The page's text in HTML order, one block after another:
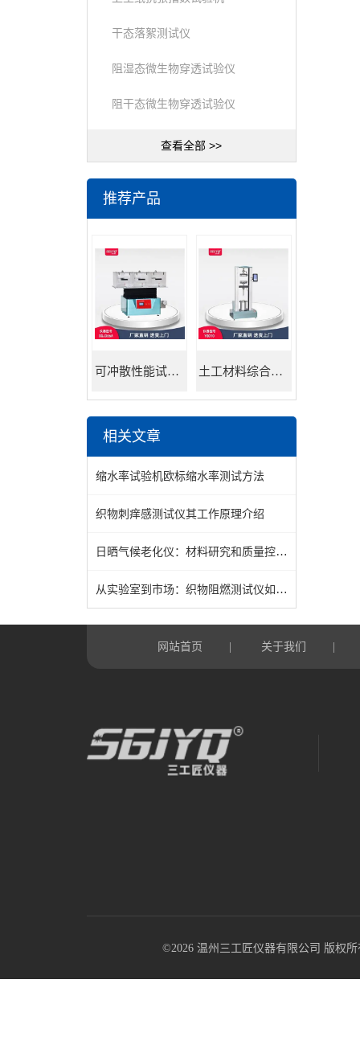
干态落絮测试仪
阻湿态微生物穿透试验仪
阻干态微生物穿透试验仪
查看全部 >>
推荐产品
可冲散性能试验机 土工材料综合试验机
相关文章
缩水率试验机欧标缩水率测试方法
织物刺痒感测试仪其工作原理介绍
日晒气候老化仪：材料研究和质量控制的关键工具
从实验室到市场：织物阻燃测试仪如何确保纺织品符合高标准的阻燃要求
网站首页 关于我们
©2026 温州三工匠仪器有限公司 版权所